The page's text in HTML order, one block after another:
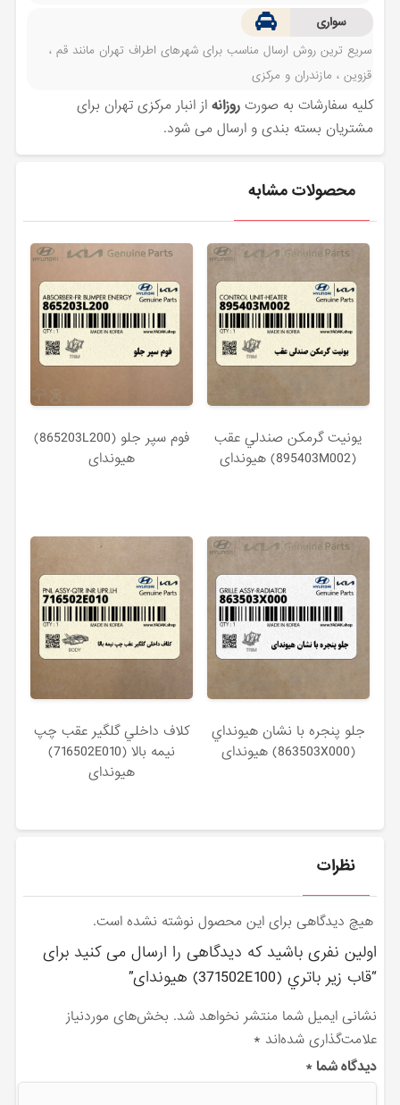
سواری
سریع ترین روش ارسال مناسب برای شهرهای اطراف تهران مانند قم ،
قزوین ، مازندران و مرکزی
کلیه سفارشات به صورتروزانه از انبار مرکزی تهران برای
مشتریان بسته بندی و ارسال می شود.
محصولات مشابه
يونيت گرمكن صندلي عقب
(895403M002) هیوندای
فوم سپر جلو (865203L200)
هیوندای
جلو پنجره با نشان هيونداي
(863503X000) هیوندای
كلاف داخلي گلگير عقب چپ
نيمه بالا (716502E010)
هیوندای
نظرات
هیچ دیدگاهی برای این محصول نوشته نشده است.
اولین نفری باشید که دیدگاهی را ارسال می کنید برای
“قاب زير باتري (371502E100) هیوندای”
نشانی ایمیل شما منتشر نخواهد شد. بخش‌های موردنیاز
علامت‌گذاری شده‌اند *
دیدگاه شما*